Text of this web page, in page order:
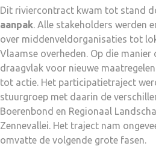
Dit riviercontract kwam tot stand
aanpak. Alle stakeholders werden
over middenveldorganisaties tot
Vlaamse overheden. Op die manier
draagvlak voor nieuwe
tot actie. Het participatietraject
stuurgroep met daarin de
Boerenbond en Regionaal
Zennevallei. Het traject nam
omvatte de volgende grote fasen.